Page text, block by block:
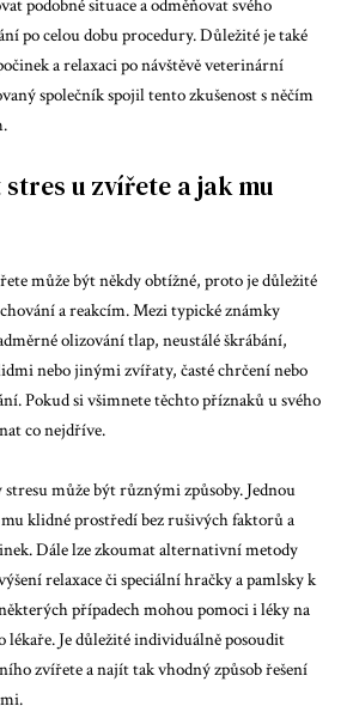
podobné situace a odměňovat svého
po celou dobu procedury. Důležité je také
a relaxaci po návštěvě veterinární
společník spojil tento zkušenost s něčím
u zvířete a jak mu
může být někdy obtížné, proto je důležité
a reakcím. Mezi typické známky
olizování tlap, neustálé škrábání,
nebo jinými zvířaty, časté chrčení nebo
Pokud si všimnete těchto příznaků u svého
co nejdříve.
může být různými způsoby. Jednou
klidné prostředí bez rušivých faktorů a
Dále lze zkoumat alternativní metody
relaxace či speciální hračky a pamlsky k
případech mohou pomoci i léky na
Je důležité individuálně posoudit
zvířete a najít tak vhodný způsob řešení